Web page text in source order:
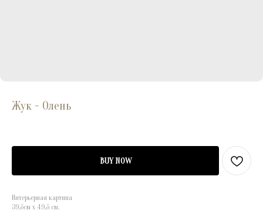
Жук - Олень
BUY NOW
Интерьерная картина
39,5см х 49,5 см.